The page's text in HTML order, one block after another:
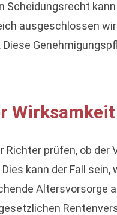
Scheidungsrecht
ausgeschlossen
Diese
Richter prüfen, ob
kann der Fall
Altersvorsorge